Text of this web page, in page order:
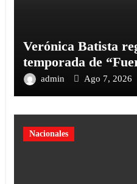
Verónica Batista
temporada de
admin Ago 7, 2026
Nacionales